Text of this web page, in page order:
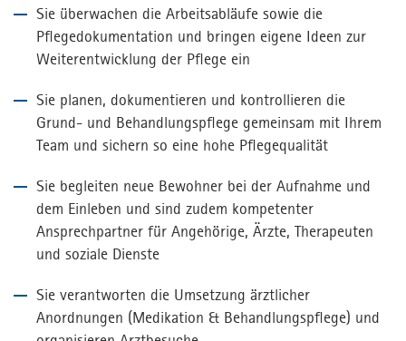
Sie überwachen die Arbeitsabläufe sowie die
Pflegedokumentation und bringen eigene Ideen zur
Weiterentwicklung der Pflege ein
Sie planen, dokumentieren und kontrollieren die
Grund- und Behandlungspflege gemeinsam mit Ihrem
Team und sichern so eine hohe Pflegequalität
Sie begleiten neue Bewohner bei der Aufnahme und
dem Einleben und sind zudem kompetenter
Ansprechpartner für Angehörige, Ärzte, Therapeuten
und soziale Dienste
Sie verantworten die Umsetzung ärztlicher
Anordnungen (Medikation & Behandlungspflege) und